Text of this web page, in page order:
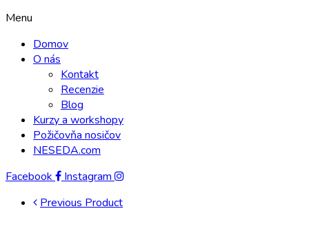
Menu
Domov
O nás
Kontakt
Recenzie
Blog
Kurzy a workshopy
Požičovňa nosičov
NESEDA.com
Facebook
Instagram
Previous Product